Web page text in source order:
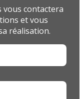
vous contactera
et vous
réalisation.